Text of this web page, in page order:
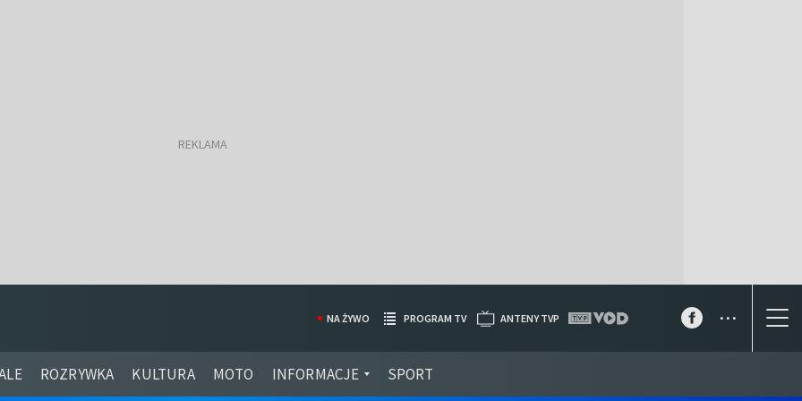
ROZRYWKA KULTURA MOTO INFORMACJE SPORT
NA ŻYWO PROGRAM TV ANTENY TVP ...